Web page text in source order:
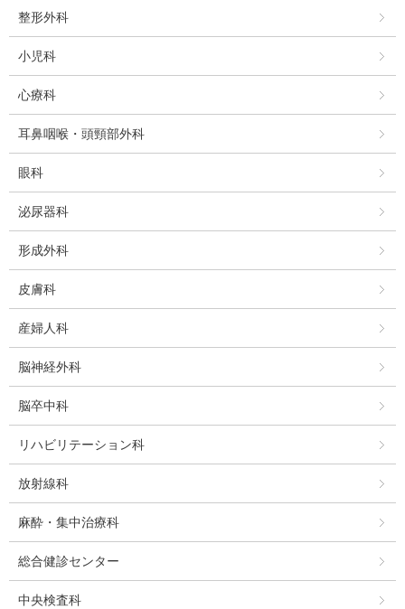
整形外科
小児科
心療科
耳鼻咽喉・頭頸部外科
眼科
泌尿器科
形成外科
皮膚科
産婦人科
脳神経外科
脳卒中科
リハビリテーション科
放射線科
麻酔・集中治療科
総合健診センター
中央検査科